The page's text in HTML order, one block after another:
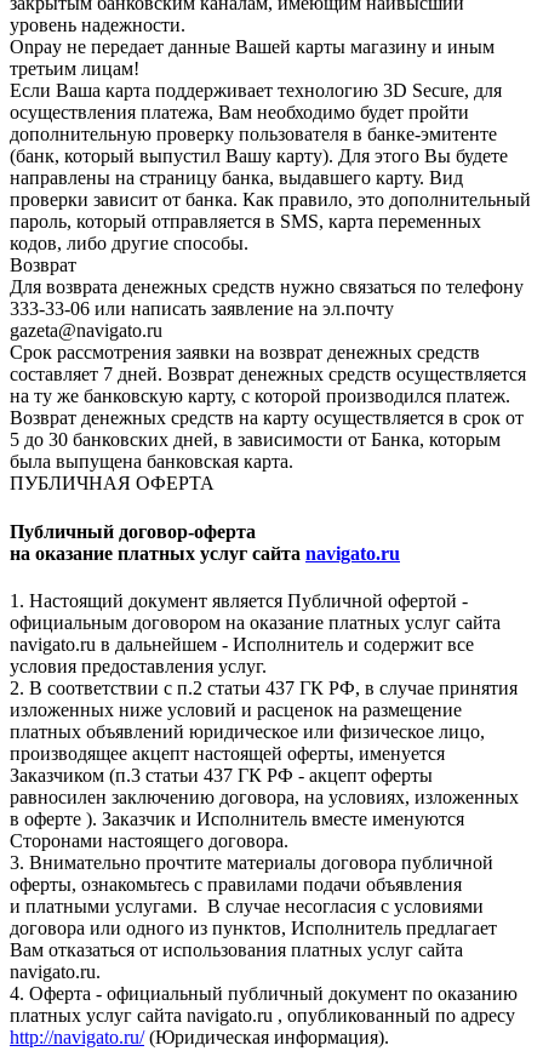
уровень надежности.
Onpay не передает данные Вашей карты магазину и иным
третьим лицам!
Если Ваша карта поддерживает технологию 3D Secure, для
осуществления платежа, Вам необходимо будет пройти
дополнительную проверку пользователя в банке-эмитенте
(банк, который выпустил Вашу карту). Для этого Вы будете
направлены на страницу банка, выдавшего карту. Вид
проверки зависит от банка. Как правило, это дополнительный
пароль, который отправляется в SMS, карта переменных
кодов, либо другие способы.
Возврат
Для возврата денежных средств нужно связаться по телефону
333-33-06 или написать заявление на эл.почту
gazeta@navigato.ru
Срок рассмотрения заявки на возврат денежных средств
составляет 7 дней. Возврат денежных средств осуществляется
на ту же банковскую карту, с которой производился платеж.
Возврат денежных средств на карту осуществляется в срок от
5 до 30 банковских дней, в зависимости от Банка, которым
была выпущена банковская карта.
ПУБЛИЧНАЯ ОФЕРТА
Публичный договор-оферта
на оказание платных услуг сайта navigato.ru
1. Настоящий документ является Публичной офертой -
официальным договором на оказание платных услуг сайта
navigato.ru в дальнейшем - Исполнитель и содержит все
условия предоставления услуг.
2. В соответствии с п.2 статьи 437 ГК РФ, в случае принятия
изложенных ниже условий и расценок на размещение
платных объявлений юридическое или физическое лицо,
производящее акцепт настоящей оферты, именуется
Заказчиком (п.3 статьи 437 ГК РФ - акцепт оферты
равносилен заключению договора, на условиях, изложенных
в оферте ). Заказчик и Исполнитель вместе именуются
Сторонами настоящего договора.
3. Внимательно прочтите материалы договора публичной
оферты, ознакомьтесь с правилами подачи объявления
и платными услугами. В случае несогласия с условиями
договора или одного из пунктов, Исполнитель предлагает
Вам отказаться от использования платных услуг сайта
navigato.ru.
4. Оферта - официальный публичный документ по оказанию
платных услуг сайта navigato.ru , опубликованный по адресу
http://navigato.ru/(Юридическая информация).